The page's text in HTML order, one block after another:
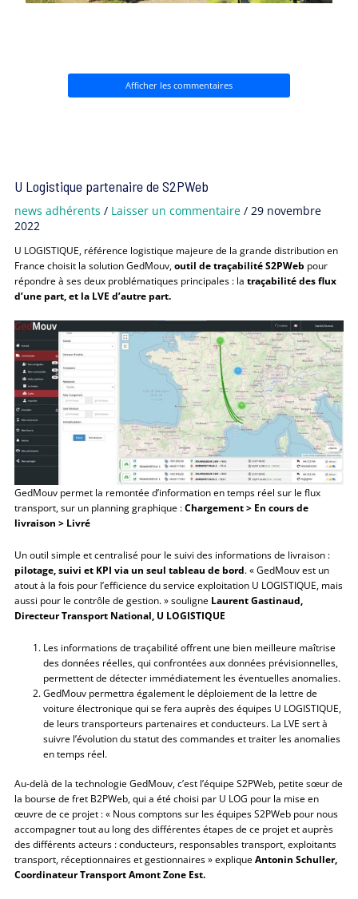
Afficher les commentaires
U Logistique partenaire de S2PWeb
news adhérents / Laisser un commentaire /29 novembre
2022
U LOGISTIQUE, référence logistique majeure de la grande distribution en
France choisit la solution GedMouv,outil de traçabilité S2PWeb pour
répondre à ses deux problématiques principales : latraçabilité des flux
d’une part, et la LVE d’autre part.
GedMouv permet la remontée d’information en temps réel sur le flux
transport, sur un planning graphique :Chargement > En cours de
livraison > Livré
Un outil simple et centralisé pour le suivi des informations de livraison :
pilotage, suivi et KPI via un seul tableau de bord. « GedMouv est un
atout à la fois pour l’efficience du service exploitation U LOGISTIQUE, mais
aussi pour le contrôle de gestion. » souligne Laurent Gastinaud,
Directeur Transport National, U LOGISTIQUE
Les informations de traçabilité offrent une bien meilleure maîtrise
des données réelles, qui confrontées aux données prévisionnelles,
permettent de détecter immédiatement les éventuelles anomalies.
GedMouv permettra également le déploiement de la lettre de
voiture électronique qui se fera auprès des équipes U LOGISTIQUE,
de leurs transporteurs partenaires et conducteurs. La LVE sert à
suivre l’évolution du statut des commandes et traiter les anomalies
en temps réel.
Au-delà de la technologie GedMouv, c’est l’équipe S2PWeb, petite sœur de
la bourse de fret B2PWeb, qui a été choisi par U LOG pour la mise en
œuvre de ce projet : « Nous comptons sur les équipes S2PWeb pour nous
accompagner tout au long des différentes étapes de ce projet et auprès
des différents acteurs : conducteurs, responsables transport, exploitants
transport, réceptionnaires et gestionnaires » expliqueAntonin Schuller,
Coordinateur Transport Amont Zone Est.